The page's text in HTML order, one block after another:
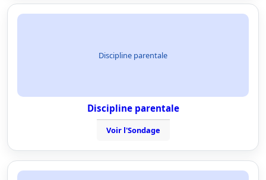
Discipline parentale
Discipline parentale
Voir l'Sondage